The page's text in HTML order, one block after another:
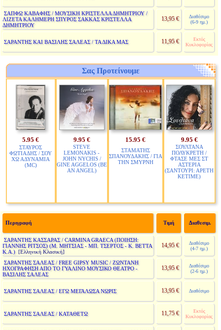
ΣΑΠΦΩ ΚΑΒΑΦΗΣ / ΜΟΥΣΙΚΗ ΚΡΙΣΤΕΛΛΑ ΔΗΜΗΤΡΙΟΥ /
ΛΙΖΕΤΑ ΚΑΛΗΜΕΡΗ ΣΠΥΡΟΣ ΣΑΚΚΑΣ ΚΡΙΣΤΕΛΛΑ
ΔΗΜΗΤΡΙΟΥ
13,95 €
Διαθέσιμο
(6-9 ημ.)
ΣΑΡΑΝΤΗΣ ΚΑΙ ΒΑΣΙΛΗΣ ΣΑΛΕΑΣ / ΤΑ ΔΙΚΑ ΜΑΣ 11,95 €
Εκτός
Κυκλοφορίας
Σας Προτείνουμε
5.95 €
ΣΤΑΥΡΟΣ
ΦΩΤΙΑΔΗΣ / ΣΟΥ
ΧΩ ΑΔΥΝΑΜΙΑ
(MC)
9.95 €
STEVE
LEMONAKIS -
JOHN NYCHIS /
GINE AGGELOS (BE
AN ANGEL)
15.95 €
ΣΤΑΜΑΤΗΣ
ΣΠΑΝΟΥΔΑΚΗΣ / ΓΙΑ
ΤΗΝ ΣΜΥΡΝΗ
9.95 €
ΣΟΥΛΤΑΝΑ
ΠΟΛΥΚΡΕΤΗ /
ΦΤΑΣΕ ΜΕΣ ΣΤ
ΑΣΤΕΡΙΑ
(ΣΑΝΤΟΥΡΙ: ΑΡΕΤΗ
ΚΕΤΙΜΕ)
Περιγραφή Τιμή Διαθεσιμ.
ΣΑΡΑΝΤΗΣ ΚΑΣΣΑΡΑΣ / CARMINA GRAECA (ΠΟΙΗΣΗ:
ΓΙΑΝΝΗΣ ΡΙΤΣΟΣ) (Μ. ΜΗΤΣΙΑΣ - ΜΠ. ΤΣΕΡΤΟΣ - Κ. ΒΕΤΤΑ
Κ.Α.)[Ελληνική Κλασική]
14,95 €
Διαθέσιμο
(4-7 ημ.)
ΣΑΡΑΝΤΗΣ ΣΑΛΕΑΣ / FREE GIPSY MUSIC / ΖΩΝΤΑΝΗ
ΗΧΟΓΡΑΦΗΣΗ ΑΠΟ ΤΟ ΓΥΑΛΙΝΟ ΜΟΥΣΙΚΟ ΘΕΑΤΡΟ -
ΒΑΣΙΛΗΣ ΣΑΛΕΑΣ
13,95 €
Διαθέσιμο
(2-6 ημ.)
ΣΑΡΑΝΤΗΣ ΣΑΛΕΑΣ / ΕΓΩ ΜΕΓΑΛΩΣΑ ΝΩΡΙΣ 13,95 € Διαθέσιμο
ΣΑΡΑΝΤΗΣ ΣΑΛΕΑΣ / ΚΑΤΑΘΕΤΩ 11,75 €
Εκτός
Κυκλοφορίας